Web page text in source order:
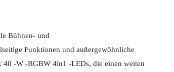
Bühnen- und
Funktionen und außergewöhnliche
-W -RGBW 4in1 -LEDs, die einen weiten